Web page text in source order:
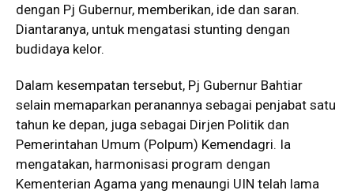
dengan Pj Gubernur, memberikan, ide dan saran.
Diantaranya, untuk mengatasi stunting dengan
budidaya kelor.
Dalam kesempatan tersebut, Pj Gubernur Bahtiar
selain memaparkan peranannya sebagai penjabat satu
tahun ke depan, juga sebagai Dirjen Politik dan
Pemerintahan Umum (Polpum) Kemendagri. Ia
mengatakan, harmonisasi program dengan
Kementerian Agama yang menaungi UIN telah lama